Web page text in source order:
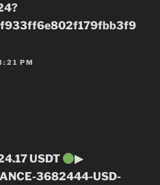
PM
USDT
▶
3682444-USD-